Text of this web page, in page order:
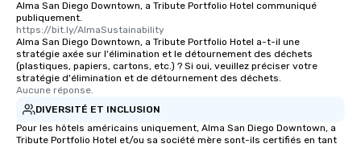
Alma San Diego Downtown, a Tribute Portfolio Hotel communiqué
publiquement.
https://bit.ly/AlmaSustainability
Alma San Diego Downtown, a Tribute Portfolio Hotel a-t-il une
stratégie axée sur l'élimination et le détournement des déchets
(plastiques, papiers, cartons, etc.) ? Si oui, veuillez préciser votre
stratégie d'élimination et de détournement des déchets.
Aucune réponse.
DIVERSITÉ ET INCLUSION
Pour les hôtels américains uniquement, Alma San Diego Downtown, a
Tribute Portfolio Hotel et/ou sa société mère sont-ils certifiés en tant